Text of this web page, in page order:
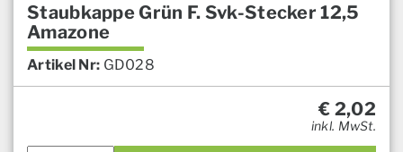
Staubkappe Grün F. Svk-Stecker 12,5
Amazone
Artikel Nr: GD028
€ 2,02
inkl. MwSt.